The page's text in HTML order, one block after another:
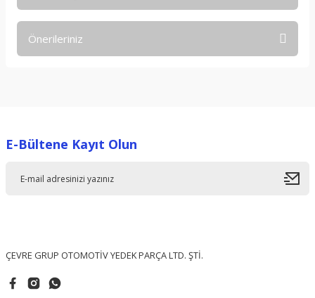
Önerileriniz
Ürün resmi kalitesiz, bozuk veya görüntülenemiyor.
E-Bültene Kayıt Olun
ÇEVRE GRUP OTOMOTİV YEDEK PARÇA LTD. ŞTİ.